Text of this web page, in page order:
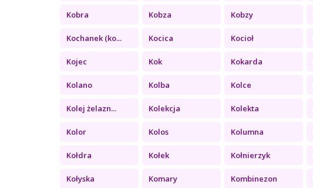
Kobra Kobza Kobzy
Kochanek (ko... Kocica Kocioł
Kojec Kok Kokarda
Kolano Kolba Kolce
Kolej żelazn... Kolekcja Kolekta
Kolor Kolos Kolumna
Kołdra Kołek Kołnierzyk
Kołyska Komary Kombinezon